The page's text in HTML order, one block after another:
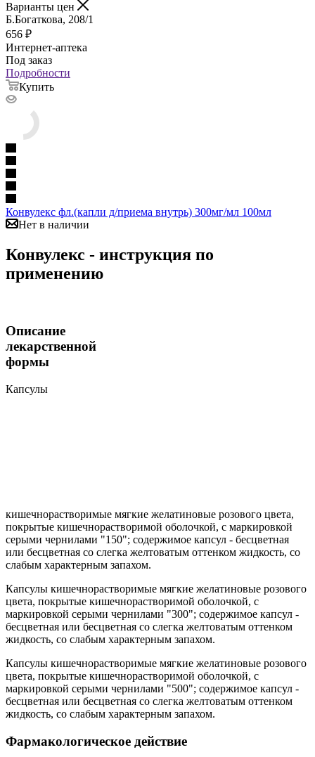
Варианты цен
Б.Богаткова, 208/1
656 ₽
Интернет-аптека
Под заказ
Подробности
Купить
Конвулекс фл.(капли д/приема внутрь) 300мг/мл 100мл
Нет в наличии
Конвулекс - инструкция по
применению
Описание
лекарственной
формы
Капсулы
кишечнорастворимые мягкие желатиновые розового цвета,
покрытые кишечнорастворимой оболочкой, с маркировкой
серыми чернилами "150"; содержимое капсул - бесцветная
или бесцветная со слегка желтоватым оттенком жидкость, со
слабым характерным запахом.
Капсулы кишечнорастворимые мягкие желатиновые розового
цвета, покрытые кишечнорастворимой оболочкой, с
маркировкой серыми чернилами "300"; содержимое капсул -
бесцветная или бесцветная со слегка желтоватым оттенком
жидкость, со слабым характерным запахом.
Капсулы кишечнорастворимые мягкие желатиновые розового
цвета, покрытые кишечнорастворимой оболочкой, с
маркировкой серыми чернилами "500"; содержимое капсул -
бесцветная или бесцветная со слегка желтоватым оттенком
жидкость, со слабым характерным запахом.
Фармакологическое действие